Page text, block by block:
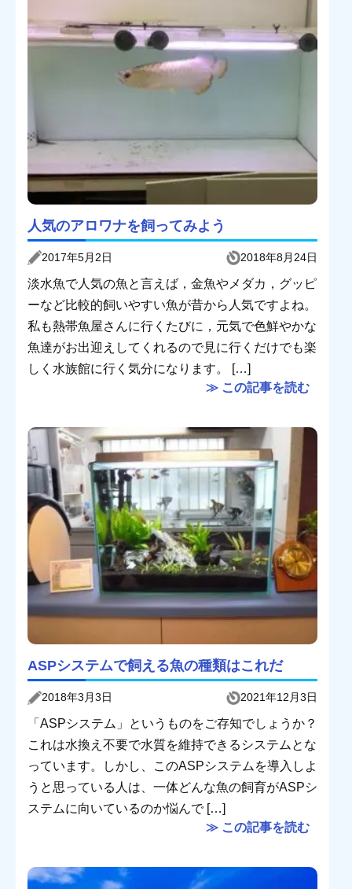
人気のアロワナを飼ってみよう
2017年5月2日 2018年8月24日
淡水魚で人気の魚と言えば，金魚やメダカ，グッピ
ーなど比較的飼いやすい魚が昔から人気ですよね。
私も熱帯魚屋さんに行くたびに，元気で色鮮やかな
魚達がお出迎えしてくれるので見に行くだけでも楽
しく水族館に行く気分になります。 […]
≫ この記事を読む
ASPシステムで飼える魚の種類はこれだ
2018年3月3日 2021年12月3日
「ASPシステム」というものをご存知でしょうか？
これは水換え不要で水質を維持できるシステムとな
っています。しかし、このASPシステムを導入しよ
うと思っている人は、一体どんな魚の飼育がASPシ
ステムに向いているのか悩んで […]
≫ この記事を読む